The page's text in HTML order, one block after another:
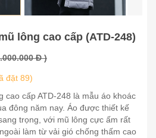
lông cao cấp (ATD-248)
Đ )
đặt 89)
cao cấp ATD-248 là mẫu áo khoác
đông năm nay. Áo được thiết kế
trọng, với mũ lông cực ấm rất
làm từ vải gió chống thấm cao